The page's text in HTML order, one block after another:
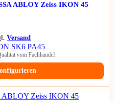
ABLOY Zeiss IKON 45
Versand
SK6 PA45
vom Fachhandel